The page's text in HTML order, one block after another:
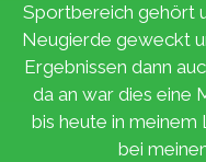
Sportbereich gehört
Neugierde geweckt
Ergebnissen dann
da an war dies eine
bis heute in meinem
bei